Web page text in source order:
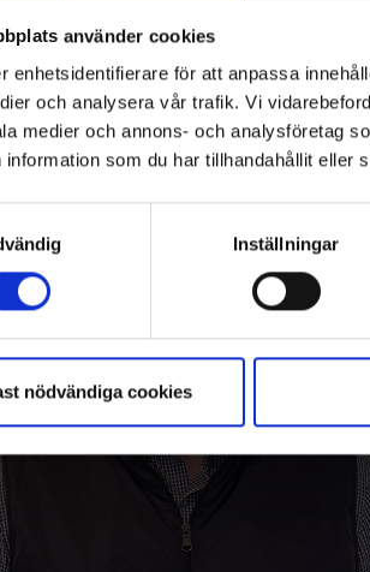
använder cookies
enhetsidentifierare för att anpassa
och analysera vår trafik. Vi
medier och annons- och analysföretag
information som du har tillhandahållit eller
Inställningar
nödvändiga cookies
från rollen som vd på Nordisk
operativa som strategiska uppdrag
och ledarskap träder